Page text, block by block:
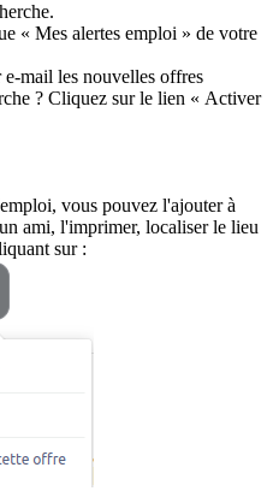
« Mes alertes emploi » de votre
mail les nouvelles offres
? Cliquez sur le lien « Activer
vous pouvez l'ajouter à
ami, l'imprimer, localiser le lieu
sur :